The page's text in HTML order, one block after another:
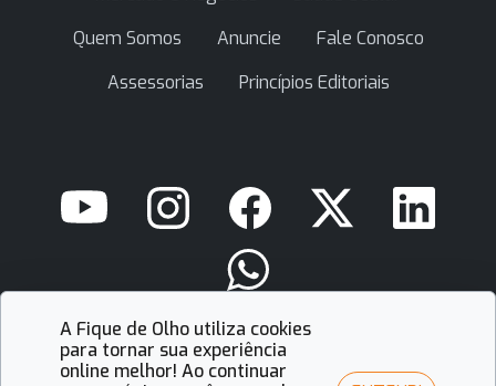
Quem Somos
Anuncie
Fale Conosco
Assessorias
Princípios Editoriais
contato@fiquedeolho.com.br
A Fique de Olho utiliza cookies
para tornar sua experiência
online melhor! Ao continuar